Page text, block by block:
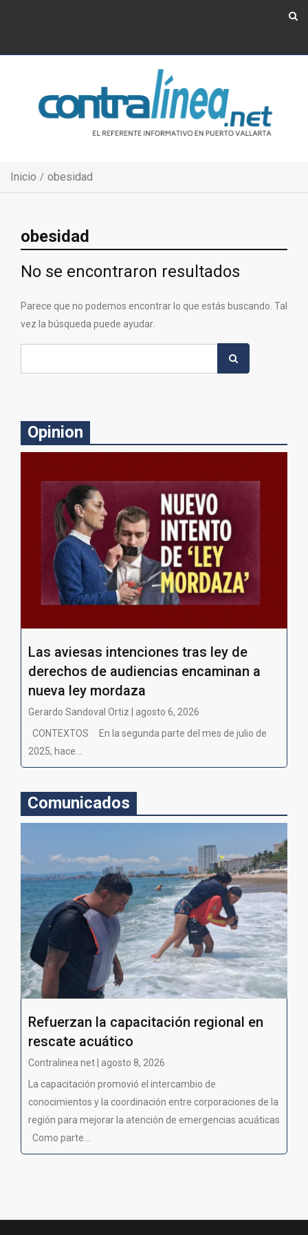
Inicio obesidad
obesidad
No se encontraron resultados
Parece que no podemos encontrar lo que estás buscando. Tal
vez la búsqueda puede ayudar.
Opinion
Las aviesas intenciones tras ley de
derechos de audiencias encaminan a
nueva ley mordaza
Gerardo Sandoval Ortiz | agosto 6, 2026
CONTEXTOS En la segunda parte del mes de julio de
2025, hace...
Comunicados
Refuerzan la capacitación regional en
rescate acuático
Contralinea net | agosto 8, 2026
La capacitación promovió el intercambio de
conocimientos y la coordinación entre corporaciones de la
región para mejorar la atención de emergencias acuáticas
Como parte...